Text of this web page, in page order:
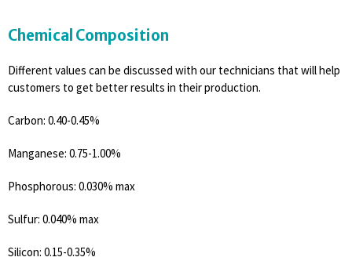
Chemical Composition
Different values can be discussed with our technicians that will help
customers to get better results in their production.
Carbon: 0.40-0.45%
Manganese: 0.75-1.00%
Phosphorous: 0.030% max
Sulfur: 0.040% max
Silicon: 0.15-0.35%